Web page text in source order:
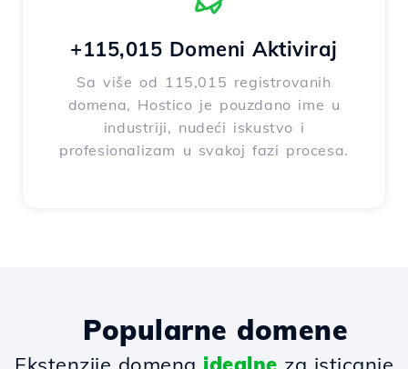
+115,015 Domeni Aktiviraj
Sa više od 115,015 registrovanih
domena, Hostico je pouzdano ime u
industriji, nudeći iskustvo i
profesionalizam u svakoj fazi procesa.
Popularne domene